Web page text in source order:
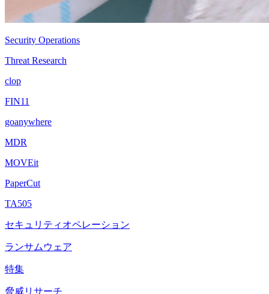
Security Operations
Threat Research
clop
FIN11
goanywhere
MDR
MOVEit
PaperCut
TA505
セキュリティオペレーション
ランサムウェア
特集
脅威リサーチ